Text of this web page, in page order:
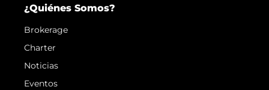
¿Quiénes Somos?
Brokerage
Charter
Noticias
Eventos